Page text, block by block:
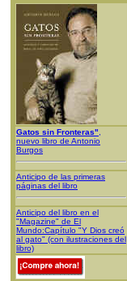
Gatos sin Fronteras"
nuevo libro de Antonio
Burgos
Anticipo de las primeras
páginas del libro
Anticipo del libro en el
"Magazine" de El
Mundo:Capítulo "Y Dios creó
al gato" (con ilustraciones del
libro)